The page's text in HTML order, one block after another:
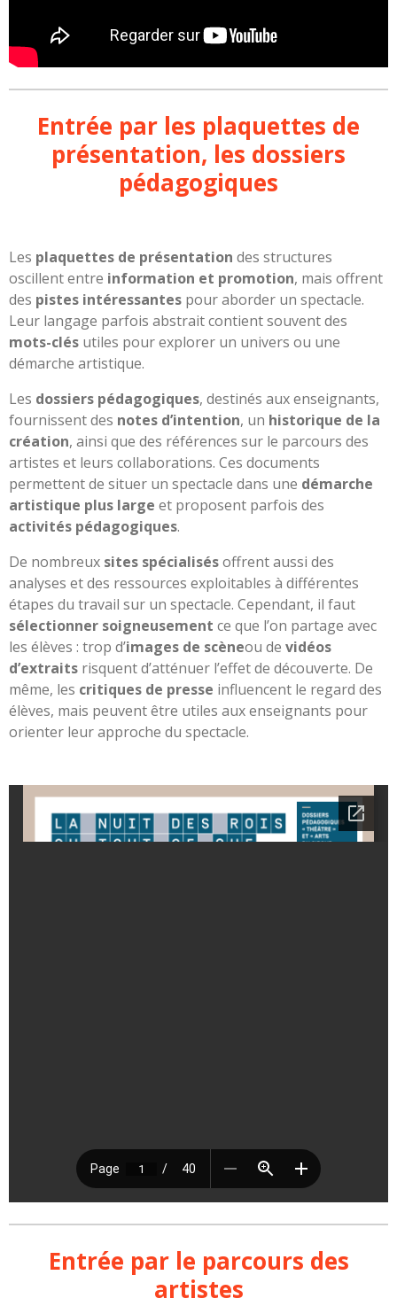
Entrée par les plaquettes de
présentation, les dossiers
pédagogiques
Les plaquettes de présentation des structures
oscillent entre information et promotion, mais offrent
des pistes intéressantes pour aborder un spectacle.
Leur langage parfois abstrait contient souvent des
mots-clés utiles pour explorer un univers ou une
démarche artistique.
Les dossiers pédagogiques, destinés aux enseignants,
fournissent des notes d’intention, un historique de la
création, ainsi que des références sur le parcours des
artistes et leurs collaborations. Ces documents
permettent de situer un spectacle dans une démarche
artistique plus large et proposent parfois des
activités pédagogiques.
De nombreux sites spécialisésoffrent aussi des
analyses et des ressources exploitables à différentes
étapes du travail sur un spectacle. Cependant, il faut
sélectionner soigneusement ce que l’on partage avec
les élèves : trop d’images de scèneou de vidéos
d’extraits risquent d’atténuer l’effet de découverte. De
même, les critiques de presse influencent le regard des
élèves, mais peuvent être utiles aux enseignants pour
orienter leur approche du spectacle.
Entrée par le parcours des
artistes